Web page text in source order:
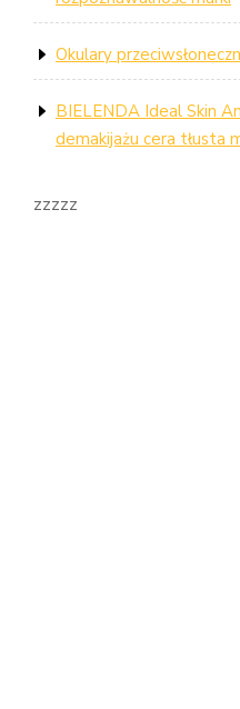
Okulary
BIELENDA Ideal Skin
demakijażu cera tłusta
zzzzz